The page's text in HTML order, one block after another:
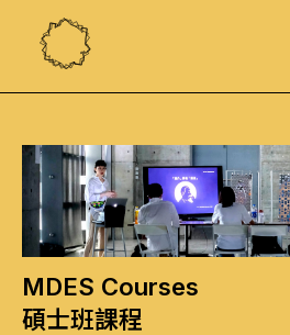
MDES Courses
碩士班課程